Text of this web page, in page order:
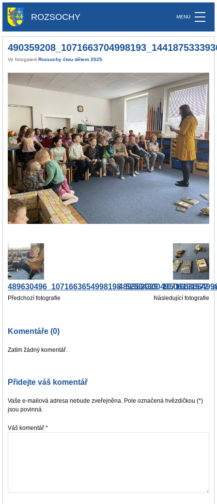
ROZSOCHY
Ve fotogalerii Rozsochy čtou dětem 2025
489630496_1071663654998198_5253430049506191572_n
Předchozí fotografie Následující fotografie
Komentáře (0)
Zatím žádný komentář.
Přidejte váš komentář
Vaše e-mailová adresa nebude zveřejněna. Pole označená hvězdičkou (*)
jsou povinná.
Váš komentář *